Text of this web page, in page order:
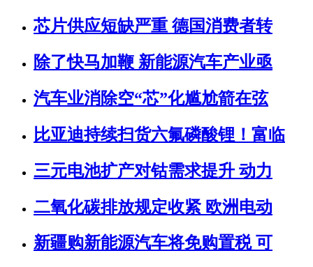
芯片供应短缺严重 德国消费者转
除了快马加鞭 新能源汽车产业亟
汽车业消除空“芯”化尴尬箭在弦
比亚迪持续扫货六氟磷酸锂！富临
三元电池扩产对钴需求提升 动力
二氧化碳排放规定收紧 欧洲电动
新疆购新能源汽车将免购置税 可